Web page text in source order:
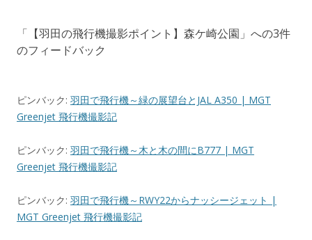
ョ
ン
「 【羽田の飛行機撮影ポイント】森ケ崎公園 」への3件
のフィードバック
ピンバック: 羽田で飛行機～緑の展望台とJAL A350 | MGT
Greenjet 飛行機撮影記
ピンバック: 羽田で飛行機～木と木の間にB777 | MGT
Greenjet 飛行機撮影記
ピンバック: 羽田で飛行機～RWY22からナッシージェット |
MGT Greenjet 飛行機撮影記